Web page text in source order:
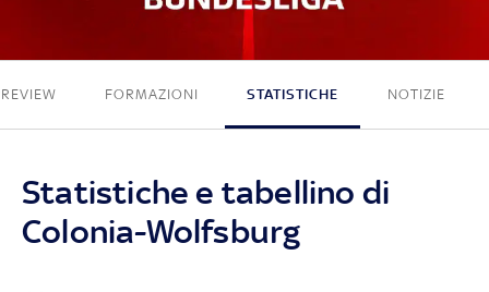
0 - 2
FORMAZIONI STATISTICHE NOTIZIE
Statistiche e tabellino di
Colonia-Wolfsburg